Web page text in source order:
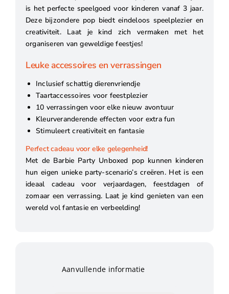
is het perfecte speelgoed voor kinderen vanaf 3 jaar.
Deze bijzondere pop biedt eindeloos speelplezier en
creativiteit. Laat je kind zich vermaken met het
organiseren van geweldige feestjes!
Leuke accessoires en verrassingen
Inclusief schattig dierenvriendje
Taartaccessoires voor feestplezier
10 verrassingen voor elke nieuw avontuur
Kleurveranderende effecten voor extra fun
Stimuleert creativiteit en fantasie
Perfect cadeau voor elke gelegenheid!
Met de Barbie Party Unboxed pop kunnen kinderen
hun eigen unieke party-scenario’s creëren. Het is een
ideaal cadeau voor verjaardagen, feestdagen of
zomaar een verrassing. Laat je kind genieten van een
wereld vol fantasie en verbeelding!
Aanvullende informatie